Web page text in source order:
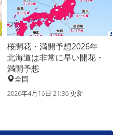
桜開花・満開予想2026年
北海道は非常に早い開花・
満開予想
全国
2026年4月16日 21:36 更新